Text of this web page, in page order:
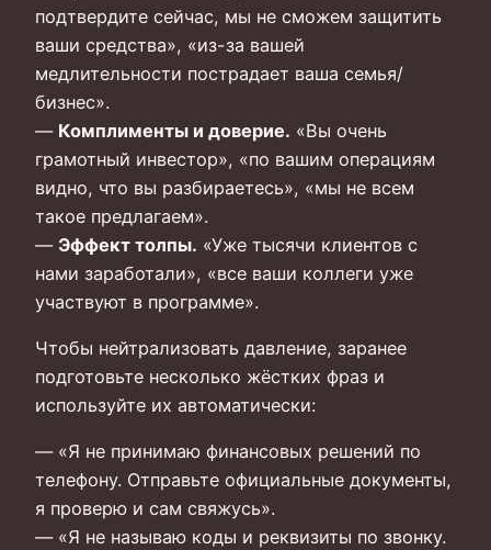
подтвердите сейчас, мы не сможем защитить
ваши средства», «из-за вашей
медлительности пострадает ваша семья/
бизнес».
— Комплименты и доверие. «Вы очень
грамотный инвестор», «по вашим операциям
видно, что вы разбираетесь», «мы не всем
такое предлагаем».
— Эффект толпы. «Уже тысячи клиентов с
нами заработали», «все ваши коллеги уже
участвуют в программе».
Чтобы нейтрализовать давление, заранее
подготовьте несколько жёстких фраз и
используйте их автоматически:
— «Я не принимаю финансовых решений по
телефону. Отправьте официальные документы,
я проверю и сам свяжусь».
— «Я не называю коды и реквизиты по звонку.